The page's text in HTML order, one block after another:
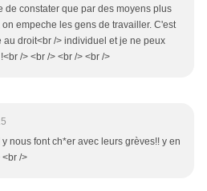
de constater que par des moyens plus
empeche les gens de travailler. C'est
au droit<br /> individuel et je ne peux
/> <br /> <br /> <br />
nous font ch*er avec leurs grèves!! y en
<br />